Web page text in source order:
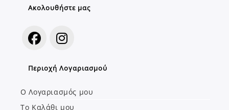
Ακολουθήστε μας
new
tab
in
new
tab
Περιοχή Λογαριασμού
Ο Λογαριασμός μου
Το Καλάθι μου